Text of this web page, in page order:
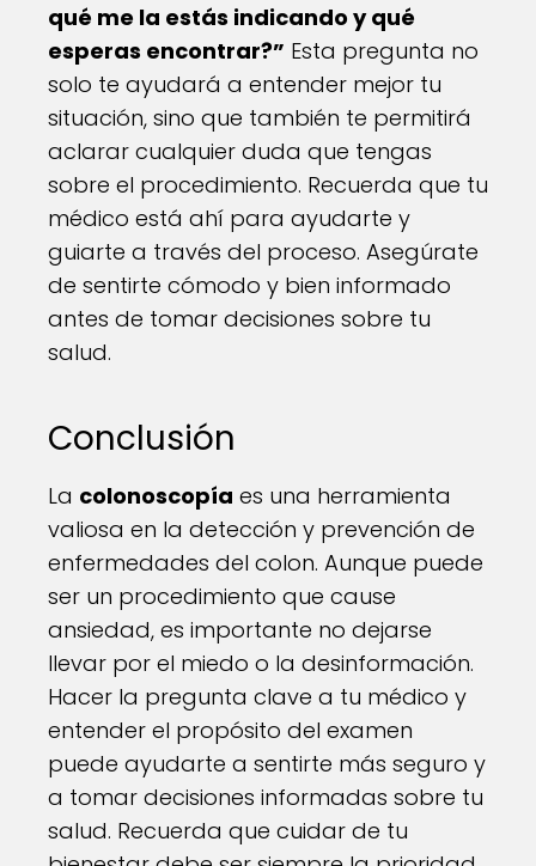
qué me la estás indicando y qué
esperas encontrar?” Esta pregunta no
solo te ayudará a entender mejor tu
situación, sino que también te permitirá
aclarar cualquier duda que tengas
sobre el procedimiento. Recuerda que tu
médico está ahí para ayudarte y
guiarte a través del proceso. Asegúrate
de sentirte cómodo y bien informado
antes de tomar decisiones sobre tu
salud.
Conclusión
La colonoscopía es una herramienta
valiosa en la detección y prevención de
enfermedades del colon. Aunque puede
ser un procedimiento que cause
ansiedad, es importante no dejarse
llevar por el miedo o la desinformación.
Hacer la pregunta clave a tu médico y
entender el propósito del examen
puede ayudarte a sentirte más seguro y
a tomar decisiones informadas sobre tu
salud. Recuerda que cuidar de tu